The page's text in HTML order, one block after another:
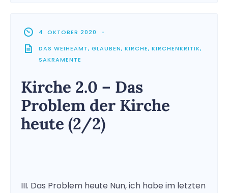
4. OKTOBER 2020
•
DAS WEIHEAMT, GLAUBEN, KIRCHE, KIRCHENKRITIK,
SAKRAMENTE
Kirche 2.0 – Das
Problem der Kirche
heute (2/2)
III. Das Problem heute Nun, ich habe im letzten